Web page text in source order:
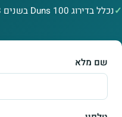
נכלל בדירוג Duns 100 בשנים 2023, 2024, 2025 ו-2026
שם מלא